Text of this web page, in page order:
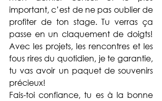
important, c’est de ne pas oublier de
profiter de ton stage. Tu verras ça
passe en un claquement de doigts!
Avec les projets, les rencontres et les
fous rires du quotidien, je te garantie,
tu vas avoir un paquet de souvenirs
précieux!
Fais-toi confiance, tu es à la bonne